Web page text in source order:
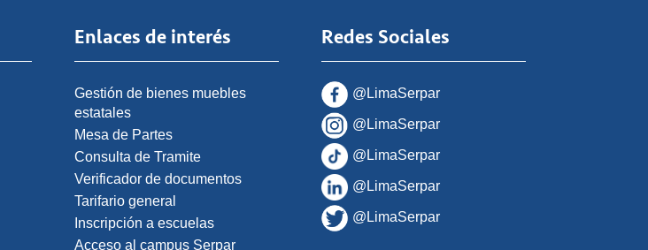
Enlaces de interés
Gestión de bienes muebles
estatales
Mesa de Partes
Consulta de Tramite
Verificador de documentos
Tarifario general
Inscripción a escuelas
Acceso al campus Serpar
Redes Sociales
@LimaSerpar
@LimaSerpar
@LimaSerpar
@LimaSerpar
@LimaSerpar